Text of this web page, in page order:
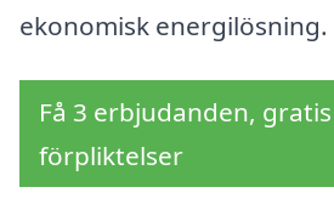
ekonomisk energilösning.
Få 3 erbjudanden,
förpliktelser